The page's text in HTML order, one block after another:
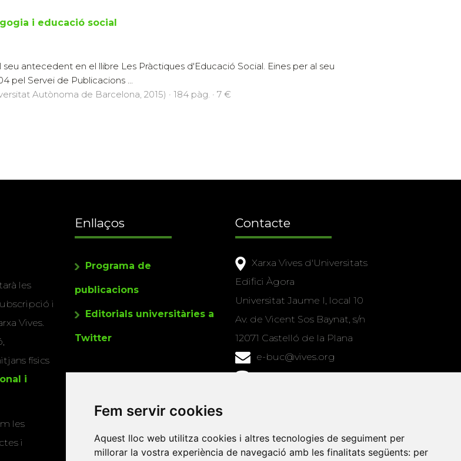
Fem servir cookies
Aquest lloc web utilitza cookies i altres tecnologies de seguiment per
millorar la vostra experiència de navegació amb les finalitats següents: per
i educació social
antecedent en el llibre Les Pràctiques d'Educació Social. Eines per al seu
pel Servei de Publicacions ...
Autònoma de Barcelona, 2015) · 184 pàg. · 7 €
les
i
Vives.
físics
i
les
i
Enllaços
Programa de
publicacions
Editorials universitàries a
Twitter
Contacte
Xarxa Vives d'Universitats
Edifici Àgora
Universitat Jaume I, local 10
Av. de Vicent Sos Baynat, s/n
12071 Castelló de la Plana
e-buc@vives.org
+34 964 72 89 93